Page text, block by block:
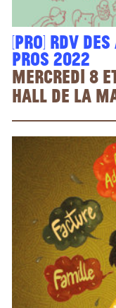
[PRO] Rdv
pros 2022
mercredi 8
Hall de la